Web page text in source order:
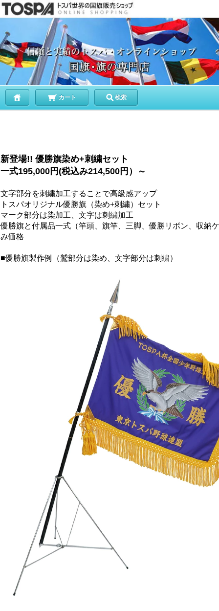
カート 検索
新登場!! 優勝旗染め+刺繍セット
一式195,000円(税込み214,500円）～
文字部分を刺繍加工することで高級感アップ
トスパオリジナル優勝旗（染め+刺繍）セット
マーク部分は染加工、文字は刺繍加工
優勝旗と付属品一式（竿頭、旗竿、三脚、優勝リボン、収納
み価格
■優勝旗製作例（鷲部分は染め、文字部分は刺繍）